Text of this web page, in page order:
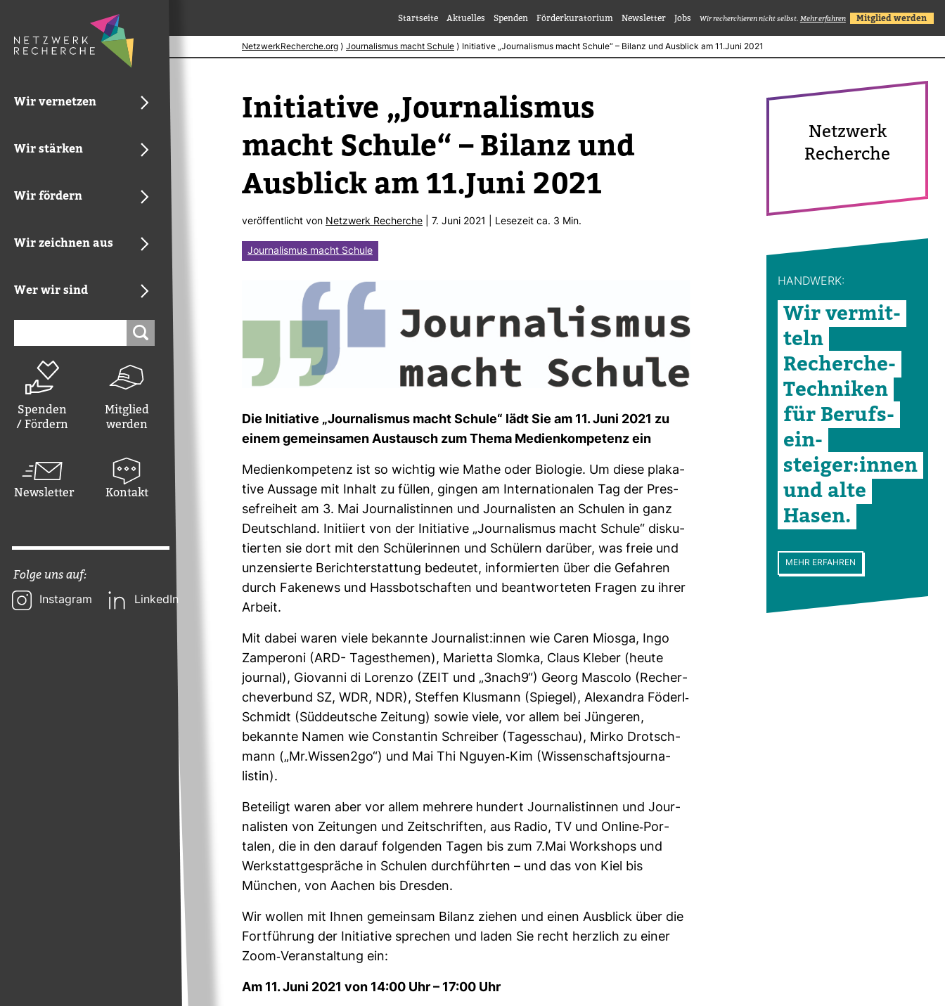
Wir vernetzen
Wir stärken
Wir fördern
Wir zeichnen aus
Wer wir sind
Spenden
/ Fördern
Mitglied
werden
Newsletter Kontakt
Folge uns auf:
Instagram LinkedIn
Startseite Aktuelles Spenden Förderkuratorium Newsletter Jobs Wir recherchieren nicht selbst. Mehr erfahren Mitglied werden
NetzwerkRecherche.org ⟩ Journalismus macht Schule ⟩ Initiative „Journalismus macht Schule“ – Bilanz und Ausblick am 11.Juni 2021
Initia­tive „Jour­na­lismus
macht Schule“ – Bilanz und
Aus­blick am 11.Juni 2021
ver­öf­fent­licht von Netz­werk Recherche | 7. Juni 2021 | Lese­zeit ca. 3 Min.
Journalismus macht Schule
Die Initia­tive „Jour­na­lismus macht Schule“ lädt Sie am 11. Juni 2021 zu
einem gemein­samen Aus­tausch zum Thema Medi­en­kom­pe­tenz ein
Medi­en­kom­pe­tenz ist so wichtig wie Mathe oder Bio­logie. Um diese pla­ka­
tive Aus­sage mit Inhalt zu füllen, gingen am Inter­na­tio­nalen Tag der Pres­
se­frei­heit am 3. Mai Jour­na­lis­tinnen und Jour­na­listen an Schulen in ganz
Deutsch­land. Initi­iert von der Initia­tive „Jour­na­lismus macht Schule“ dis­ku­
tierten sie dort mit den Schü­le­rinnen und Schü­lern dar­über, was freie und
unzen­sierte Bericht­erstat­tung bedeutet, infor­mierten über die Gefahren
durch Fake­news und Hass­bot­schaften und beant­wor­teten Fragen zu ihrer
Arbeit.
Mit dabei waren viele bekannte Jour­na­list:innen wie Caren Miosga, Ingo
Zam­pe­roni (ARD- Tages­themen), Mari­etta Slomka, Claus Kleber (heute
journal), Gio­vanni di Lorenzo (ZEIT und „3nach9“) Georg Mas­colo (Recher­
che­ver­bund SZ, WDR, NDR), Steffen Klus­mann (Spiegel), Alex­andra Föderl-​
Schmidt (Süddeutsche Zei­tung) sowie viele, vor allem bei Jün­geren,
bekannte Namen wie Con­stantin Schreiber (Tages­schau), Mirko Drot­sch­
mann („Mr.Wissen2go“) und Mai Thi Nguyen-​Kim (Wis­sen­schafts­jour­na­
listin).
Betei­ligt waren aber vor allem meh­rere hun­dert Jour­na­lis­tinnen und Jour­
na­listen von Zei­tungen und Zeit­schriften, aus Radio, TV und Online-​Por­
talen, die in den darauf fol­genden Tagen bis zum 7.Mai Work­shops und
Werkstattgespräche in Schulen durch­führten – und das von Kiel bis
München, von Aachen bis Dresden.
Wir wollen mit Ihnen gemeinsam Bilanz ziehen und einen Aus­blick über die
Fort­füh­rung der Initia­tive spre­chen und laden Sie recht herz­lich zu einer
Zoom-​Ver­an­stal­tung ein:
Am 11. Juni 2021 von 14:00 Uhr – 17:00 Uhr
Netz­werk
Recherche
HAND­WERK:
Wir ver­mit­
teln
Recherche-​
Tech­niken
für Berufs­
ein­
steiger:innen
und alte
Hasen.
MEHR ERFAHREN